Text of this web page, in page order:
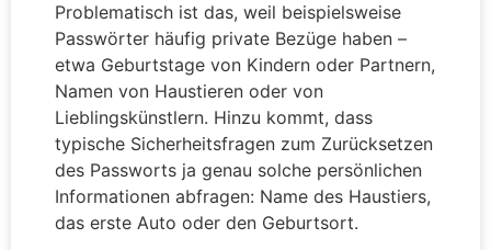
Problematisch ist das, weil beispielsweise
Passwörter häufig private Bezüge haben –
etwa Geburtstage von Kindern oder Partnern,
Namen von Haustieren oder von
Lieblingskünstlern. Hinzu kommt, dass
typische Sicherheitsfragen zum Zurücksetzen
des Passworts ja genau solche persönlichen
Informationen abfragen: Name des Haustiers,
das erste Auto oder den Geburtsort.